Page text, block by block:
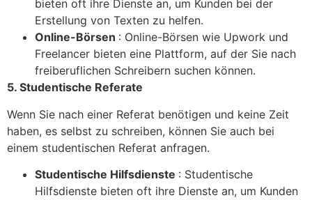
bieten oft ihre Dienste an, um Kunden bei der
Erstellung von Texten zu helfen.
Online-Börsen : Online-Börsen wie Upwork und
Freelancer bieten eine Plattform, auf der Sie nach
freiberuflichen Schreibern suchen können.
5. Studentische Referate
Wenn Sie nach einer Referat benötigen und keine Zeit
haben, es selbst zu schreiben, können Sie auch bei
einem studentischen Referat anfragen.
Studentische Hilfsdienste : Studentische
Hilfsdienste bieten oft ihre Dienste an, um Kunden